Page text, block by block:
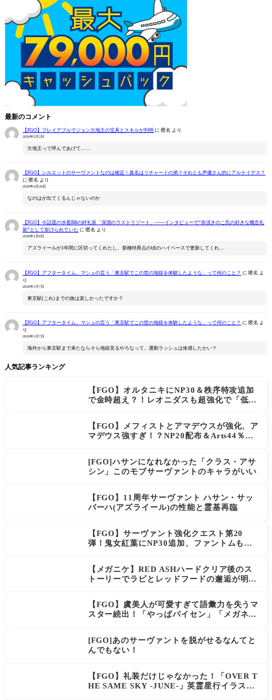
最新のコメント
【FGO】プレイアブルでジョン欠地王の宝具とスキルが判明 に 匿名 より
2026年5月2日
欠地王って呼んであげて……
【FGO】シルエットのサーヴァントなのは確定！真名はリチャードの弟？それとも声優さん的にアルケイデス？
に 匿名 より
2026年4月28日
なのはが出てくるんじゃないのか
【FGO】今話題の水着BBの絆礼装「深淵のラストリゾート」――インタビューで“奈須きのこ氏の好きな概念礼
装”として挙げられていた に 匿名 より
2026年1月8日
アズライールが1年間に区切ってくれたし、亜種特異点の頃のハイペースで更新してくれ…
【FGO】アフタータイム、マシュの言う「東京駅でこの世の地獄を体験したような」って何のこと？ に匿名 よ
り
2026年1月7日
東京駅(これ)までの旅は楽しかったですか？
【FGO】アフタータイム、マシュの言う「東京駅でこの世の地獄を体験したような」って何のこと？ に 匿名 よ
り
2026年1月7日
海外から東京駅まで来たならそら地獄見るやろなって。通勤ラッシュは体感したかい？
人気記事ランキング
【FGO】オルタニキにNP30＆秩序特攻追加
で金時超え？！レオニダスも超強化で「低レ
【FGO】メフィストとアマデウスが強化、ア
マデウス強すぎ！？NP20配布＆Arts44％強
[FGO]ハサンになれなかった「クラス・アサ
シン」このモブサーヴァントのキャラがいい
【FGO】11周年サーヴァント ハサン・サッ
バーハ(アズライール)の性能と霊基再臨
【FGO】サーヴァント強化クエスト第20
弾！鬼女紅葉にNP30追加、ファントムも大
【メガニケ】RED ASHハードクリア後のス
トーリーでラピとレッドフードの邂逅が明か
さん30年寝てた。【勝利の女神NIKKE】
【FGO】虞美人が可愛すぎて語彙力を失うマ
スター続出！「やっぱパイセン」「メガネよ
[FGO]あのサーヴァントを脱がせるなんてと
んでもない！
【FGO】礼装だけじゃなかった！「OVER T
HE SAME SKY -JUNE-」英霊星行イラスト